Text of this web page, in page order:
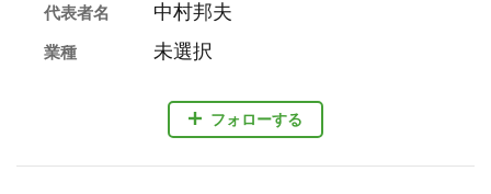
フォローする
代表者名 中村邦夫
業種 未選択